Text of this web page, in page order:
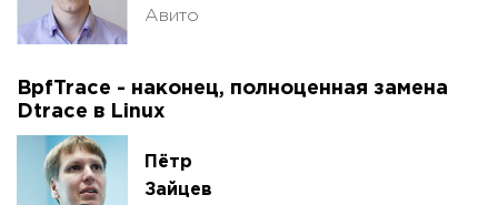
Авито
BpfTrace - наконец, полноценная замена
Dtrace в Linux
Пётр
Зайцев